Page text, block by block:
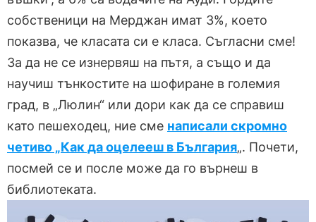
собственици на Мерджан имат 3%, което
показва, че класата си е класа. Съгласни сме!
За да не се изнервяш на пътя, а също и да
научиш тънкостите на шофиране в големия
град, в „Люлин“ или дори как да се справиш
като пешеходец, ние сме написали скромно
четиво „Как да оцелееш в България„. Почети,
посмей се и после може да го върнеш в
библиотеката.